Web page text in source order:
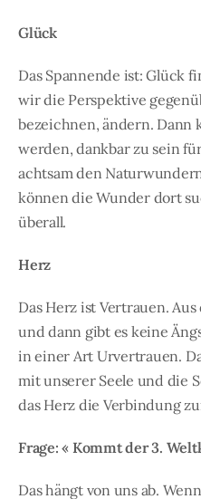
Glück
Das Spannende ist: Glück
wir die Perspektive
bezeichnen, ändern. Dann
werden, dankbar zu sein
achtsam den
können die Wunder dort
überall.
Herz
Das Herz ist Vertrauen.
und dann gibt es keine
in einer Art Urvertrauen.
mit unserer Seele und die
das Herz die Verbindung
Frage: « Kommt der 3.
Das hängt von uns ab.